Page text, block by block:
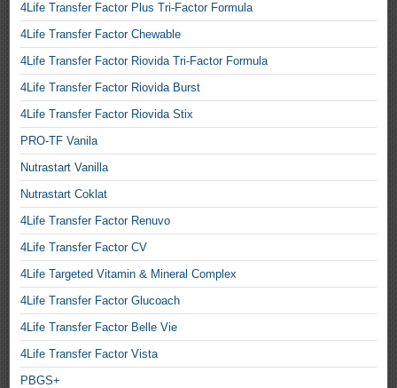
4Life Transfer Factor Plus Tri-Factor Formula
4Life Transfer Factor Chewable
4Life Transfer Factor Riovida Tri-Factor Formula
4Life Transfer Factor Riovida Burst
4Life Transfer Factor Riovida Stix
PRO-TF Vanila
Nutrastart Vanilla
Nutrastart Coklat
4Life Transfer Factor Renuvo
4Life Transfer Factor CV
4Life Targeted Vitamin & Mineral Complex
4Life Transfer Factor Glucoach
4Life Transfer Factor Belle Vie
4Life Transfer Factor Vista
PBGS+